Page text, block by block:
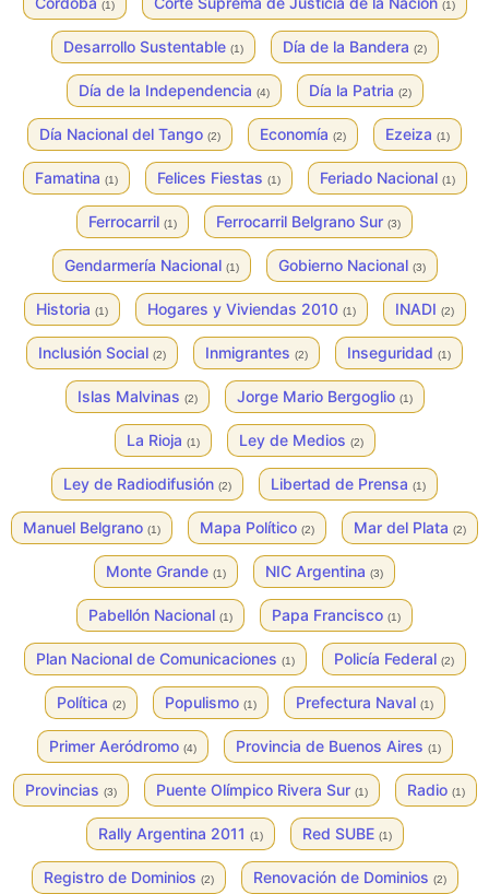
(1) (1)
Desarrollo Sustentable (1) Día de la Bandera (2)
Día de la Independencia (4) Día la Patria (2)
Día Nacional del Tango (2) Economía (2) Ezeiza (1)
Famatina (1) Felices Fiestas (1) Feriado Nacional (1)
Ferrocarril (1) Ferrocarril Belgrano Sur (3)
Gendarmería Nacional (1) Gobierno Nacional (3)
Historia (1) Hogares y Viviendas 2010 (1) INADI (2)
Inclusión Social (2) Inmigrantes (2) Inseguridad (1)
Islas Malvinas (2) Jorge Mario Bergoglio (1)
La Rioja (1) Ley de Medios (2)
Ley de Radiodifusión (2) Libertad de Prensa (1)
Manuel Belgrano (1) Mapa Político (2) Mar del Plata (2)
Monte Grande (1) NIC Argentina (3)
Pabellón Nacional (1) Papa Francisco (1)
Plan Nacional de Comunicaciones (1) Policía Federal (2)
Política (2) Populismo (1) Prefectura Naval (1)
Primer Aeródromo (4) Provincia de Buenos Aires (1)
Provincias (3) Puente Olímpico Rivera Sur (1) Radio (1)
Rally Argentina 2011 (1) Red SUBE (1)
Registro de Dominios (2) Renovación de Dominios (2)